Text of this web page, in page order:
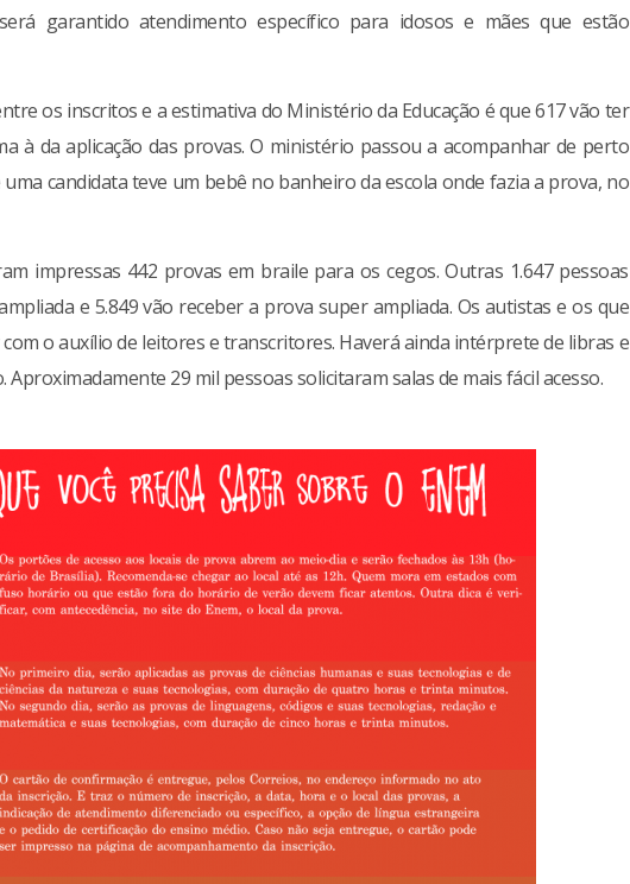
garantido atendimento específico para idosos e mães que estão
os inscritos e a estimativa do Ministério da Educação é que 617 vão ter
à da aplicação das provas. O ministério passou a acompanhar de perto
candidata teve um bebê no banheiro da escola onde fazia a prova, no
impressas 442 provas em braile para os cegos. Outras 1.647 pessoas
e 5.849 vão receber a prova super ampliada. Os autistas e os que
o auxílio de leitores e transcritores. Haverá ainda intérprete de libras e
29 mil pessoas solicitaram salas de mais fácil acesso.